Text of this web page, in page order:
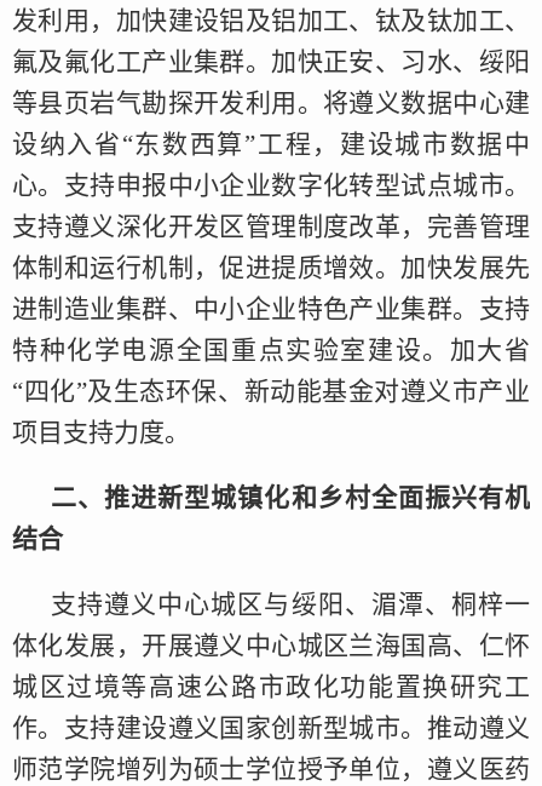
发利用，加快建设铝及铝加工、钛及钛加工、
氟及氟化工产业集群。加快正安、习水、绥阳
等县页岩气勘探开发利用。将遵义数据中心建
设纳入省“东数西算”工程，建设城市数据中
心。支持申报中小企业数字化转型试点城市。
支持遵义深化开发区管理制度改革，完善管理
体制和运行机制，促进提质增效。加快发展先
进制造业集群、中小企业特色产业集群。支持
特种化学电源全国重点实验室建设。加大省
“四化”及生态环保、新动能基金对遵义市产业
项目支持力度。
二、推进新型城镇化和乡村全面振兴有机
结合
支持遵义中心城区与绥阳、湄潭、桐梓一
体化发展，开展遵义中心城区兰海国高、仁怀
城区过境等高速公路市政化功能置换研究工
作。支持建设遵义国家创新型城市。推动遵义
师范学院增列为硕士学位授予单位，遵义医药